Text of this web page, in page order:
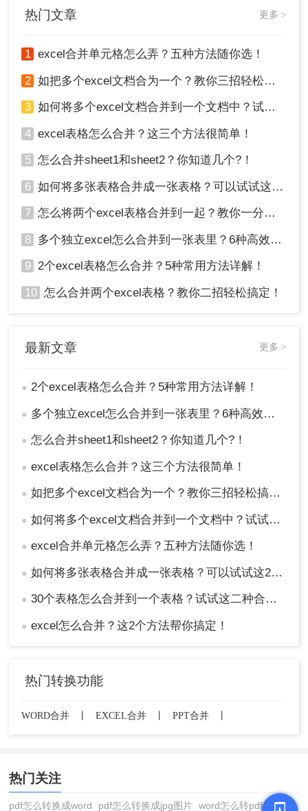
两个excel表格合并到一起吗？今天就
来教大家一个简单又快速的合并excel
热门文章 更多 >
1 excel合并单元格怎么弄？五种方法随你选！
2 如把多个excel文档合为一个？教你三招轻松搞定！
3 如何将多个excel文档合并到一个文档中？试试这四个方法！
4 excel表格怎么合并？这三个方法很简单！
5 怎么合并sheet1和sheet2？你知道几个?！
6 如何将多张表格合并成一张表格？可以试试这2种方法！
7 怎么将两个excel表格合并到一起？教你一分钟搞定excel多工作表合并
8 多个独立excel怎么合并到一张表里？6种高效合并方法详解！
9 2个excel表格怎么合并？5种常用方法详解！
10 怎么合并两个excel表格？教你二招轻松搞定！
最新文章 更多 >
● 2个excel表格怎么合并？5种常用方法详解！
● 多个独立excel怎么合并到一张表里？6种高效合并方法详解！
● 怎么合并sheet1和sheet2？你知道几个?！
● excel表格怎么合并？这三个方法很简单！
● 如把多个excel文档合为一个？教你三招轻松搞定！
● 如何将多个excel文档合并到一个文档中？试试这四个方法！
● excel合并单元格怎么弄？五种方法随你选！
● 如何将多张表格合并成一张表格？可以试试这2种方法！
● 30个表格怎么合并到一个表格？试试这二种合并方法！
● excel怎么合并？这2个方法帮你搞定！
热门转换功能
WORD合并 EXCEL合并 PPT合并
热门关注
pdf怎么转换成word pdf怎么转换成jpg图片 word怎么转pdf